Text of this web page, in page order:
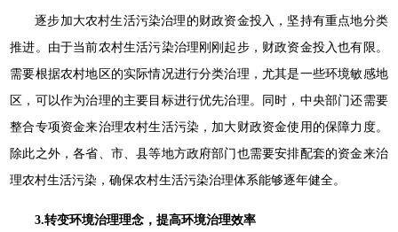
逐步加大农村生活污染治理的财政资金投入，坚持有重点地分类
推进。由于当前农村生活污染治理刚刚起步，财政资金投入也有限。
需要根据农村地区的实际情况进行分类治理，尤其是一些环境敏感地
区，可以作为治理的主要目标进行优先治理。同时，中央部门还需要
整合专项资金来治理农村生活污染，加大财政资金使用的保障力度。
除此之外，各省、市、县等地方政府部门也需要安排配套的资金来治
理农村生活污染，确保农村生活污染治理体系能够逐年健全。
3.转变环境治理理念，提高环境治理效率